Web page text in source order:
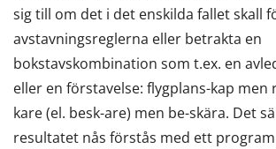
sig till om det i det enskilda fallet skall
avstavningsreglerna eller betrakta en
bokstavskombination som t.ex. en
eller en förstavelse: flygplans-kap men
kare (el. besk-are) men be-skära. Det
resultatet nås förstås med ett